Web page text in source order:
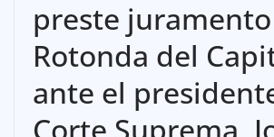
preste
Rotonda del
ante el
Corte Suprema,